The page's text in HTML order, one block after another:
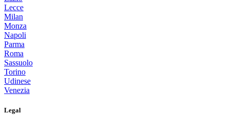
Lecce
Milan
Monza
Napoli
Parma
Roma
Sassuolo
Torino
Udinese
Venezia
Legal